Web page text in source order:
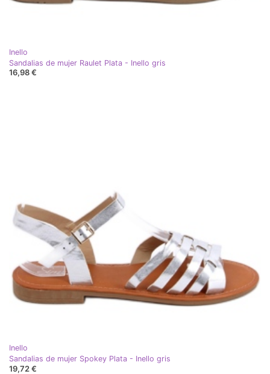
Inello
Sandalias de mujer Raulet Plata - Inello gris
16,98 €
Inello
Sandalias de mujer Spokey Plata - Inello gris
19,72 €